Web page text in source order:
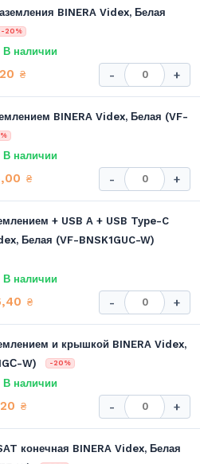
BINERA Videx, Белая
-20%
В наличии
₴ - +
BINERA Videx, Белая (VF-
В наличии
₴ - +
+ USB A + USB Type-C
Белая (VF-BNSK1GUC-W)
В наличии
₴ - +
и крышкой BINERA Videx,
W)
-20%
В наличии
₴ - +
конечная BINERA Videx, Белая